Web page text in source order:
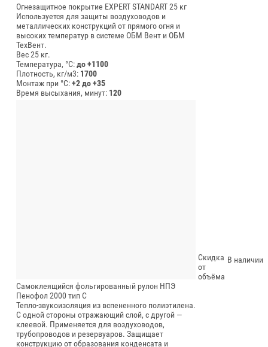
Огнезащитное покрытие EXPERT STANDART 25 кг
Используется для защиты воздуховодов и
металлических конструкций от прямого огня и
высоких температур в системе ОБМ Вент и ОБМ
ТехВент.
Вес 25 кг.
Температура, °C:до +1100
Плотность, кг/м3: 1700
Монтаж при °C:+2 до +35
Время высыхания, минут: 120
Самоклеящийся фольгированный рулон НПЭ
Пенофол 2000 тип С
Тепло-звукоизоляция из вспененного полиэтилена.
С одной стороны отражающий слой, с другой —
клеевой. Применяется для воздуховодов,
трубопроводов и резервуаров. Защищает
конструкцию от образования конденсата и
Скидка
от
объёма
В наличии